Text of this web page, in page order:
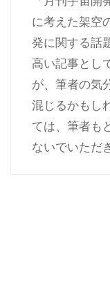
に考えた架空
発に関する話
高い記事とし
が、筆者の気
混じるかもし
ては、筆者も
ないでいただ